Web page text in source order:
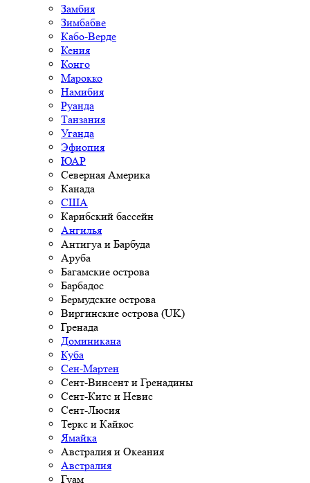
Замбия
Зимбабве
Кабо-Верде
Кения
Конго
Марокко
Намибия
Руанда
Танзания
Уганда
Эфиопия
ЮАР
Северная Америка
Канада
США
Карибский бассейн
Ангилья
Антигуа и Барбуда
Аруба
Багамские острова
Барбадос
Бермудские острова
Виргинские острова (UK)
Гренада
Доминикана
Куба
Сен-Мартен
Сент-Винсент и Гренадины
Сент-Китс и Невис
Сент-Люсия
Теркс и Кайкос
Ямайка
Австралия и Океания
Австралия
Гуам